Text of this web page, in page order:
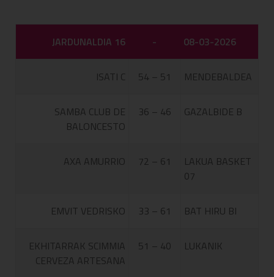
JARDUNALDIA 16 - 08-03-2026
ISATI C 54 – 51 MENDEBALDEA
SAMBA CLUB DE
BALONCESTO
36 – 46 GAZALBIDE B
AXA AMURRIO 72 – 61
LAKUA BASKET
07
EMVIT VEDRISKO 33 – 61 BAT HIRU BI
EKHITARRAK SCIMMIA
CERVEZA ARTESANA
51 – 40 LUKANIK